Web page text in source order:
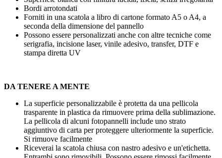
Bordi arrotondati
Forniti in una scatola a libro di cartone formato A5 o A4, a
seconda della dimensione del pannello
Possono essere personalizzati anche con altre tecniche come
serigrafia, incisione laser, vinile adesivo, transfer, DTF e
stampa diretta UV
DA TENERE A MENTE
La superficie personalizzabile è protetta da una pellicola
trasparente in plastica da rimuovere prima della sublimazione.
La pellicola di alcuni fotopannelli include uno strato
aggiuntivo di carta per proteggere ulteriormente la superficie.
Si rimuove facilmente
Riceverai la scatola chiusa con nastro adesivo e un'etichetta.